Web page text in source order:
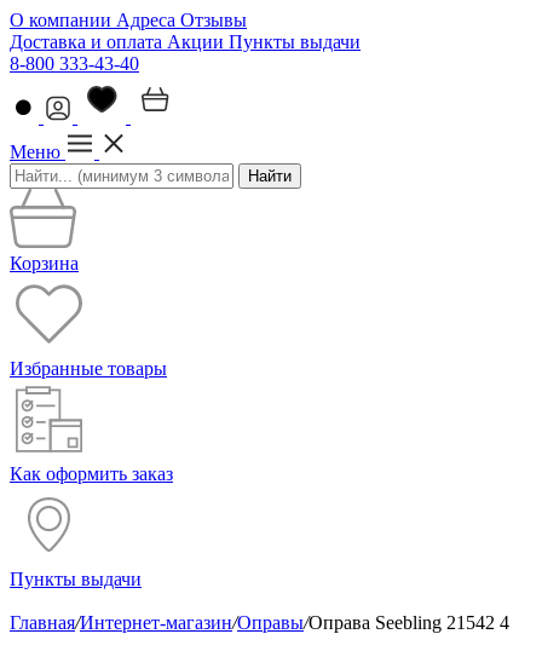
О компании Адреса Отзывы
Доставка и оплата Акции Пункты выдачи
8-800 333-43-40
Меню
Найти
Корзина
Избранные товары
Как оформить заказ
Пункты выдачи
Главная/Интернет-магазин/Оправы/Оправа Seebling 21542 4